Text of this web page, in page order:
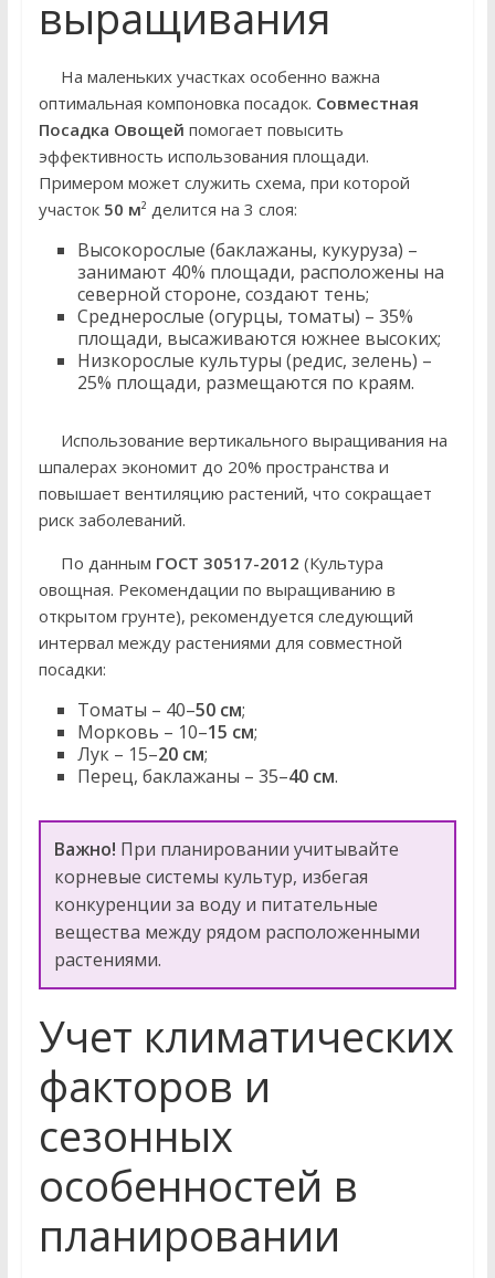
выращивания
На маленьких участках особенно важна
оптимальная компоновка посадок. Совместная
Посадка Овощей помогает повысить
эффективность использования площади.
Примером может служить схема, при которой
участок 50 м² делится на 3 слоя:
Высокорослые (баклажаны, кукуруза) –
занимают 40% площади, расположены на
северной стороне, создают тень;
Среднерослые (огурцы, томаты) – 35%
площади, высаживаются южнее высоких;
Низкорослые культуры (редис, зелень) –
25% площади, размещаются по краям.
Использование вертикального выращивания на
шпалерах экономит до 20% пространства и
повышает вентиляцию растений, что сокращает
риск заболеваний.
По данным ГОСТ 30517-2012 (Культура
овощная. Рекомендации по выращиванию в
открытом грунте), рекомендуется следующий
интервал между растениями для совместной
посадки:
Томаты – 40–50 см;
Морковь – 10–15 см;
Лук – 15–20 см;
Перец, баклажаны – 35–40 см.
Важно! При планировании учитывайте
корневые системы культур, избегая
конкуренции за воду и питательные
вещества между рядом расположенными
растениями.
Учет климатических
факторов и
сезонных
особенностей в
планировании